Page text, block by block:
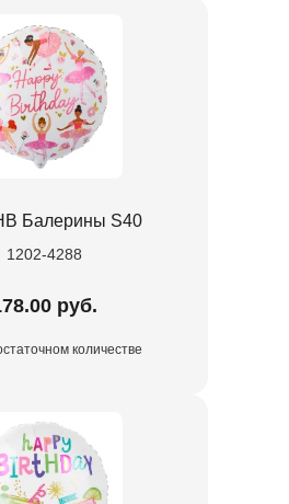
Балерины S40
1202-4288
руб.
количестве